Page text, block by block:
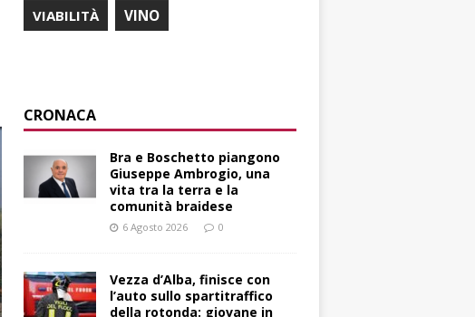
VIABILITÀ VINO
CRONACA
Bra e Boschetto piangono
Giuseppe Ambrogio, una
vita tra la terra e la
comunità braidese
6 Agosto 2026 0
Vezza d’Alba, finisce con
l’auto sullo spartitraffico
della rotonda: giovane in